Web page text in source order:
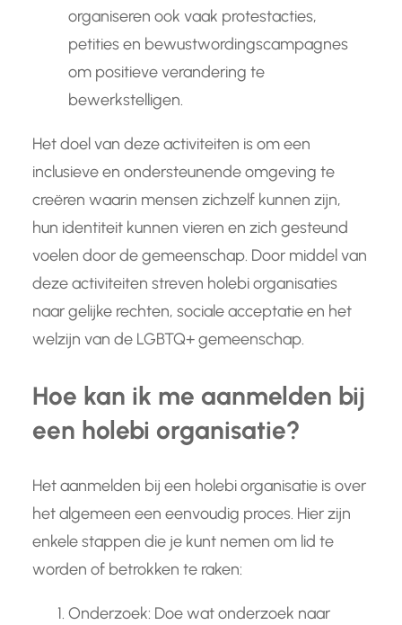
organiseren ook vaak protestacties,
petities en bewustwordingscampagnes
om positieve verandering te
bewerkstelligen.
Het doel van deze activiteiten is om een
inclusieve en ondersteunende omgeving te
creëren waarin mensen zichzelf kunnen zijn,
hun identiteit kunnen vieren en zich gesteund
voelen door de gemeenschap. Door middel van
deze activiteiten streven holebi organisaties
naar gelijke rechten, sociale acceptatie en het
welzijn van de LGBTQ+ gemeenschap.
Hoe kan ik me aanmelden bij
een holebi organisatie?
Het aanmelden bij een holebi organisatie is over
het algemeen een eenvoudig proces. Hier zijn
enkele stappen die je kunt nemen om lid te
worden of betrokken te raken:
Onderzoek: Doe wat onderzoek naar